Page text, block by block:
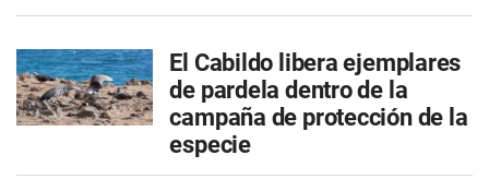
El Cabildo libera ejemplares
de pardela dentro de la
campaña de protección de la
especie